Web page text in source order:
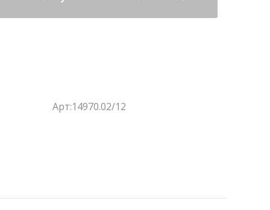
Арт:14970.02/12